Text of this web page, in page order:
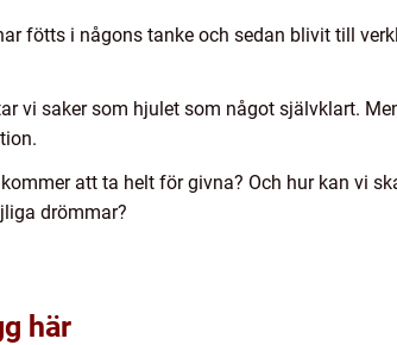
fötts i någons tanke och sedan blivit till
vi saker som hjulet som något självklart.
att ta helt för givna? Och hur kan vi
drömmar?
här